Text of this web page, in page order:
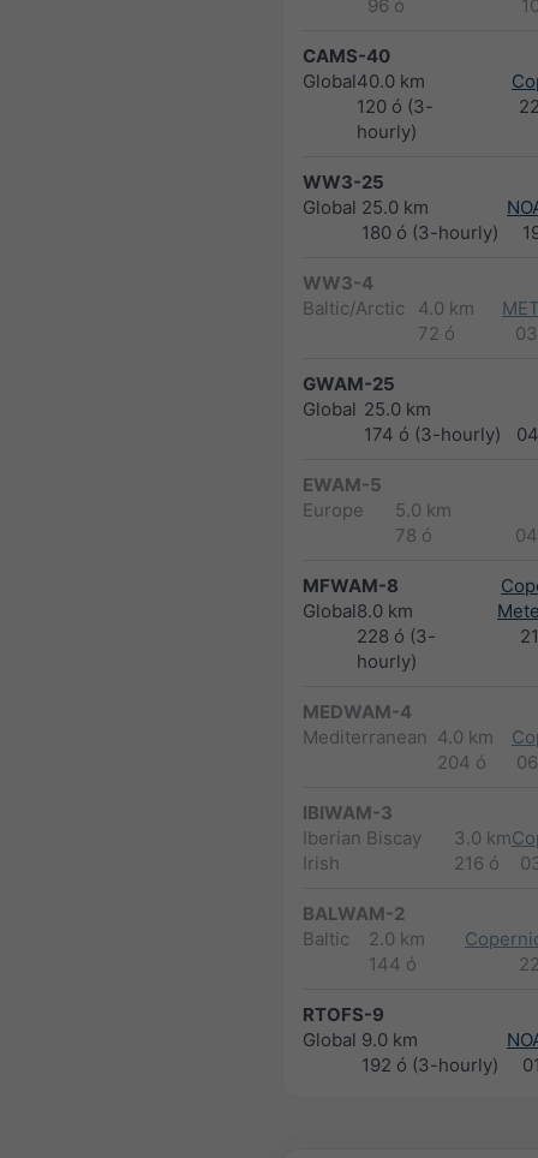
96 ó
CAMS-40
Global40.0 km
120 ó (3-
hourly)
WW3-25
Global 25.0 km
180 ó (3-hourly)
WW3-4
Baltic/Arctic
4.0 km
72 ó
GWAM-25
Global 25.0 km
174 ó (3-hourly)
EWAM-5
Europe
5.0 km
78 ó
MFWAM-8
Global8.0 km
228 ó (3-
hourly)
MEDWAM-4
Mediterranean 4.0 km
204 ó
IBIWAM-3
Iberian Biscay
Irish
3.0 km
216 ó
BALWAM-2
Baltic
2.0 km
144 ó
RTOFS-9
Global 9.0 km
192 ó (3-hourly)